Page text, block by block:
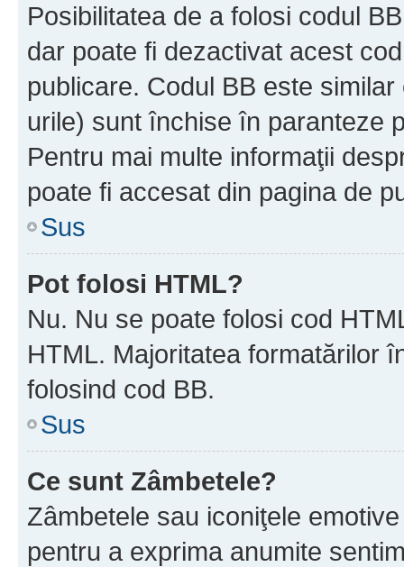
Posibilitatea de a folosi codul
dar poate fi dezactivat acest
publicare. Codul BB este
urile) sunt închise în paranteze
Pentru mai multe informaţii
poate fi accesat din pagina de
Sus
Pot folosi HTML?
Nu. Nu se poate folosi cod
HTML. Majoritatea formatărilor
folosind cod BB.
Sus
Ce sunt Zâmbetele?
Zâmbetele sau iconiţele
pentru a exprima anumite